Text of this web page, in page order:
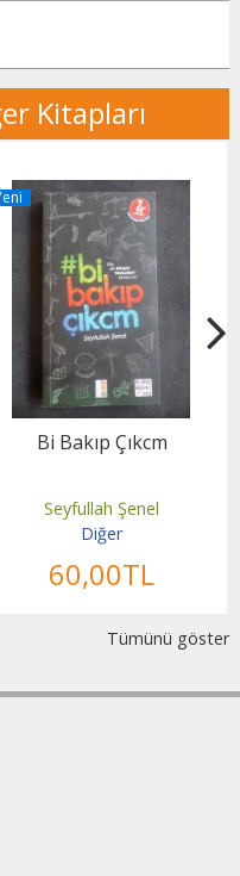
Kitapları
Bi Bakıp Çıkcm
Seyfullah Şenel
Diğer
60,00TL
Tümünü göster